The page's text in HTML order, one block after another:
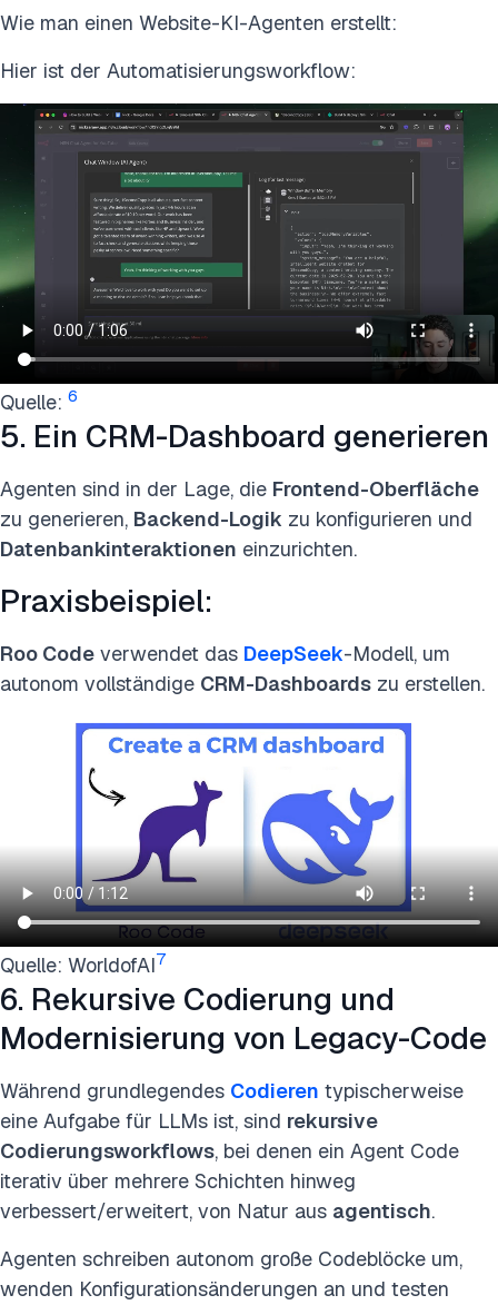
Wie man einen Website-KI-Agenten erstellt:
Hier ist der Automatisierungsworkflow:
Quelle: 6
5. Ein CRM-Dashboard generieren
Agenten sind in der Lage, die Frontend-Oberfläche
zu generieren, Backend-Logik zu konfigurieren und
Datenbankinteraktionen einzurichten.
Praxisbeispiel:
Roo Code verwendet das DeepSeek-Modell, um
autonom vollständige CRM-Dashboards zu erstellen.
Quelle: WorldofAI7
6. Rekursive Codierung und
Modernisierung von Legacy-Code
Während grundlegendes Codieren typischerweise
eine Aufgabe für LLMs ist, sind rekursive
Codierungsworkflows, bei denen ein Agent Code
iterativ über mehrere Schichten hinweg
verbessert/erweitert, von Natur aus agentisch.
Agenten schreiben autonom große Codeblöcke um,
wenden Konfigurationsänderungen an und testen